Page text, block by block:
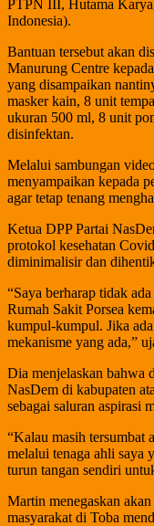
PTPN III, Hutama
Indonesia).
Bantuan tersebut akan
Manurung Centre
yang disampaikan
masker kain, 8 unit
ukuran 500 ml, 8 unit
disinfektan.
Melalui sambungan
menyampaikan kepada
agar tetap tenang
Ketua DPP Partai
protokol kesehatan
diminimalisir dan
“Saya berharap tidak
Rumah Sakit Porsea
kumpul-kumpul. Jika
mekanisme yang ada,”
Dia menjelaskan bahwa
NasDem di kabupaten
sebagai saluran aspirasi
“Kalau masih tersumbat
melalui tenaga ahli saya
turun tangan sendiri
Martin menegaskan
masyarakat di Toba